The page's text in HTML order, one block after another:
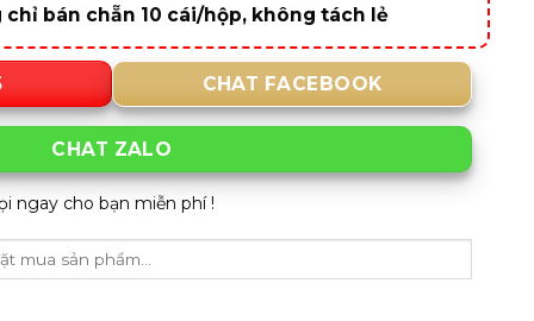
bán chẵn 10 cái/hộp, không tách lẻ
CHAT FACEBOOK
CHAT ZALO
ngay cho bạn miễn phí !